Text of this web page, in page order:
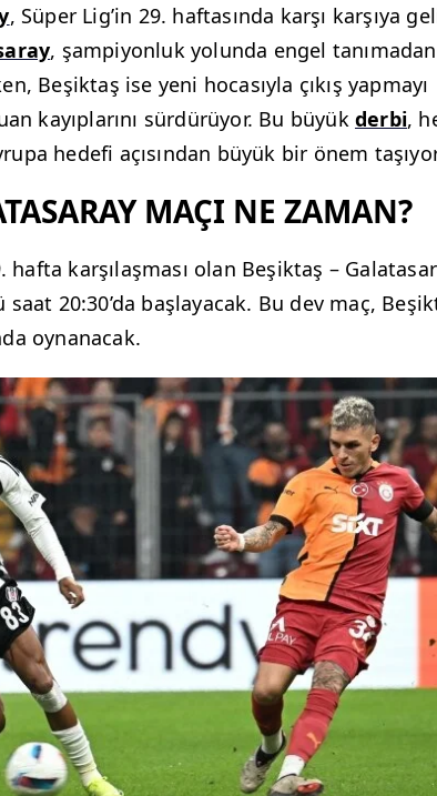
, Süper Lig’in 29. haftasında karşı karşıya
, şampiyonluk yolunda engel tanımadan
Beşiktaş ise yeni hocasıyla çıkış yapmayı
kayıplarını sürdürüyor. Bu büyükderbi,
hedefi açısından büyük bir önem
MAÇI NE ZAMAN?
hafta karşılaşması olan Beşiktaş –
20:30’da başlayacak. Bu dev maç,
oynanacak.